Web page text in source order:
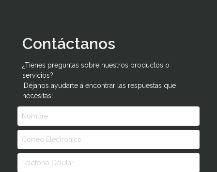
Contáctanos
¿Tienes preguntas sobre nuestros productos o
servicios?
¡Déjanos ayudarte a encontrar las respuestas que
necesitas!